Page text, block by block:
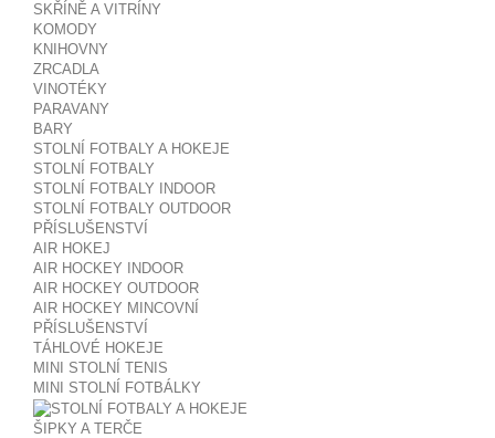
SKŘÍNĚ A VITRÍNY
KOMODY
KNIHOVNY
ZRCADLA
VINOTÉKY
PARAVANY
BARY
STOLNÍ FOTBALY A HOKEJE
STOLNÍ FOTBALY
STOLNÍ FOTBALY INDOOR
STOLNÍ FOTBALY OUTDOOR
PŘÍSLUŠENSTVÍ
AIR HOKEJ
AIR HOCKEY INDOOR
AIR HOCKEY OUTDOOR
AIR HOCKEY MINCOVNÍ
PŘÍSLUŠENSTVÍ
TÁHLOVÉ HOKEJE
MINI STOLNÍ TENIS
MINI STOLNÍ FOTBÁLKY
ŠIPKY A TERČE